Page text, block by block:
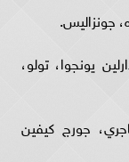
جونزاليس.
يونجوا، تولو،
جورج كيفين